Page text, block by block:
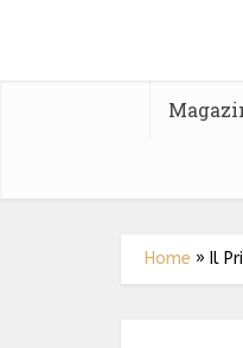
Home » Il